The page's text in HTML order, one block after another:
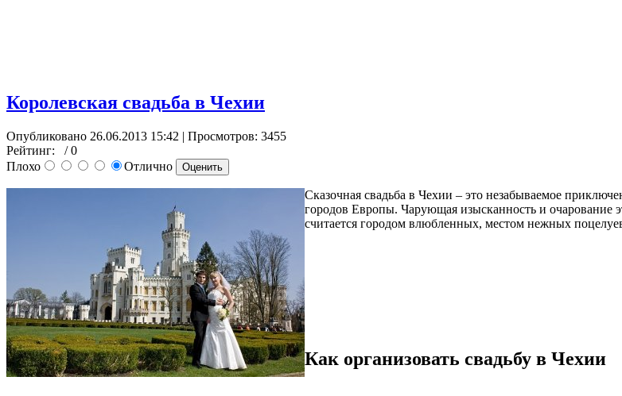
Королевская свадьба в Чехии
Опубликовано 26.06.2013 15:42 | Просмотров: 3455
Рейтинг:
/ 0
Плохо
Отлично
Сказочная свадьба в Чехии – это незабываемое
городов Европы. Чарующая изысканность и
считается городом влюбленных, местом нежных
Как организовать свадьбу в Чехии